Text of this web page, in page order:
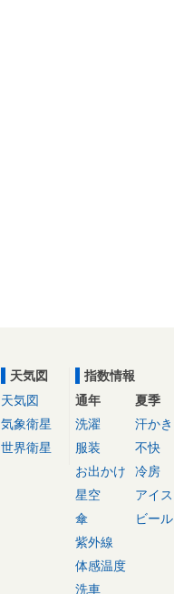
天気図
天気図
気象衛星
世界衛星
指数情報
通年
洗濯
服装
お出かけ
星空
傘
紫外線
体感温度
洗車
夏季
汗かき
不快
冷房
アイス
ビール